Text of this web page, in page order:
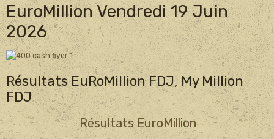
EuroMillion Vendredi 19 Juin
2026
Résultats EuRoMillion FDJ, My Million
FDJ
Résultats EuroMillion